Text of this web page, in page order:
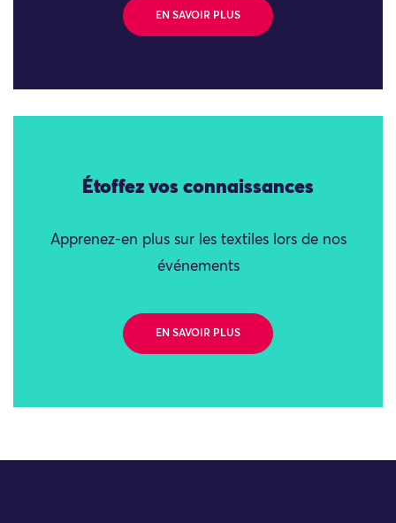
EN SAVOIR PLUS
Étoffez vos connaissances
Apprenez-en plus sur les textiles lors de nos
événements
EN SAVOIR PLUS